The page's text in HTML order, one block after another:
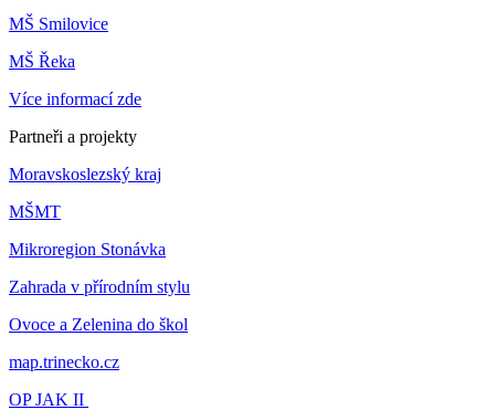
MŠ Smilovice
MŠ Řeka
Více informací zde
Partneři a projekty
Moravskoslezský kraj
MŠMT
Mikroregion Stonávka
Zahrada v přírodním stylu
Ovoce a Zelenina do škol
map.trinecko.cz
OP JAK II